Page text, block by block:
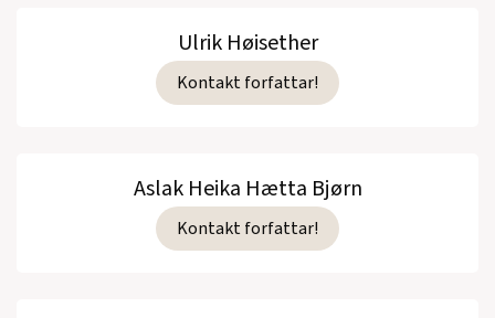
Ulrik Høisether
Kontakt forfattar!
Aslak Heika Hætta Bjørn
Kontakt forfattar!